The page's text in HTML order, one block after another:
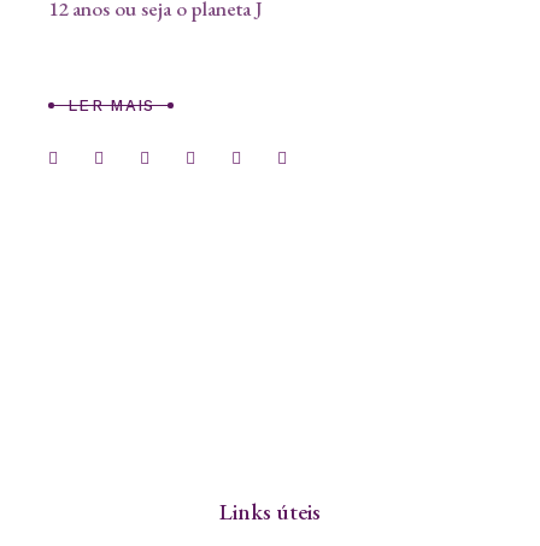
12 anos ou seja o planeta J
LER MAIS
Links úteis